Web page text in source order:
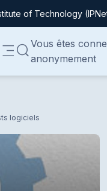
of Technology
Panneau latéral
ACTIVER/
Vous êtes
anonymement
logiciels